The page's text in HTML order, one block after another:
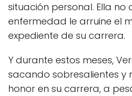
situación personal. Ella no
enfermedad le arruine el
expediente de su carrera.
Y durante estos meses,
sacando sobresalientes y
honor en su carrera, a